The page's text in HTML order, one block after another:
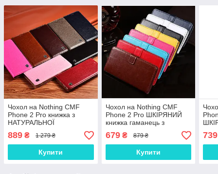
Чохол на Nothing CMF
Phone 2 Pro книжка з
НАТУРАЛЬНОЇ
МАРМУРНОЇ ШКІРИ із
підставкою протиударний
магнітний "MARBLE"
889 ₴ 1 279 ₴
Купити
Чохол на Nothing CMF
Phone 2 Pro ШКІРЯНИЙ
книжка гаманець з
візитницею підставкою
протиударний
"BENTYAGA"
679₴ 879 ₴
Купити
739